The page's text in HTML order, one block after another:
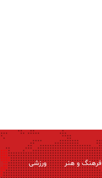
فرهنگ و هنر ورزشی